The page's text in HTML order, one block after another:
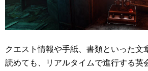
クエスト情報や手紙、書類といった文
読めても、リアルタイムで進行する英